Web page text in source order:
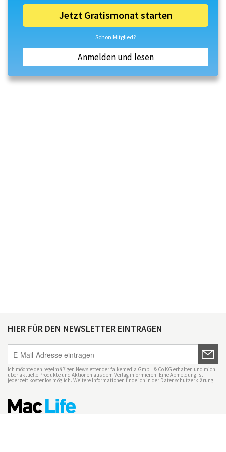
Jetzt Gratismonat starten
Schon Mitglied?
Anmelden und lesen
HIER FÜR DEN NEWSLETTER EINTRAGEN
Ich möchte den regelmäßigen Newsletter der falkemedia GmbH & Co KG erhalten und mich
über aktuelle Produkte und Aktionen aus dem Verlag informieren. Eine Abmeldung ist
jederzeit kostenlos möglich. Weitere Informationen finde ich in der Datenschutzerklärung.